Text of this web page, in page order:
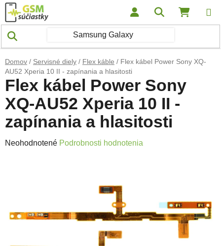
Prejsť na obsah Hľadať
Domov / Servisné diely / Flex káble / Flex kábel Power Sony XQ-
AU52 Xperia 10 II - zapínania a hlasitosti
Flex kábel Power Sony
XQ-AU52 Xperia 10 II -
zapínania a hlasitosti
Priemerné hodnotenie produktu je 0,0 z 5 hviezdičiek.
Neohodnotené Podrobnosti hodnotenia